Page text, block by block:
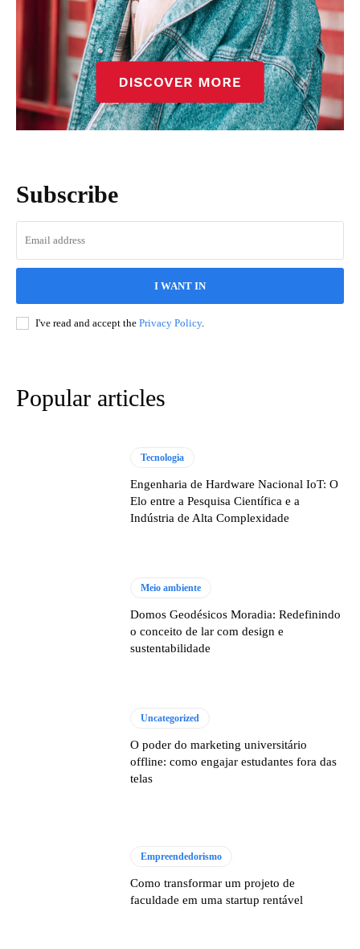
Subscribe
I WANT IN
I've read and accept the Privacy Policy.
Popular articles
Tecnologia
Engenharia de Hardware Nacional IoT: O
Elo entre a Pesquisa Científica e a
Indústria de Alta Complexidade
Meio ambiente
Domos Geodésicos Moradia: Redefinindo
o conceito de lar com design e
sustentabilidade
Uncategorized
O poder do marketing universitário
offline: como engajar estudantes fora das
telas
Empreendedorismo
Como transformar um projeto de
faculdade em uma startup rentável